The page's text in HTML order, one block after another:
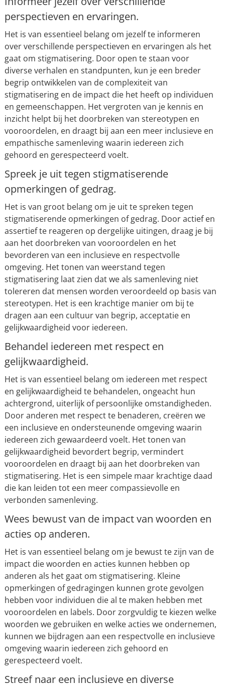
perspectieven en ervaringen.
Het is van essentieel belang om jezelf te informeren
over verschillende perspectieven en ervaringen als het
gaat om stigmatisering. Door open te staan voor
diverse verhalen en standpunten, kun je een breder
begrip ontwikkelen van de complexiteit van
stigmatisering en de impact die het heeft op individuen
en gemeenschappen. Het vergroten van je kennis en
inzicht helpt bij het doorbreken van stereotypen en
vooroordelen, en draagt bij aan een meer inclusieve en
empathische samenleving waarin iedereen zich
gehoord en gerespecteerd voelt.
Spreek je uit tegen stigmatiserende
opmerkingen of gedrag.
Het is van groot belang om je uit te spreken tegen
stigmatiserende opmerkingen of gedrag. Door actief en
assertief te reageren op dergelijke uitingen, draag je bij
aan het doorbreken van vooroordelen en het
bevorderen van een inclusieve en respectvolle
omgeving. Het tonen van weerstand tegen
stigmatisering laat zien dat we als samenleving niet
tolereren dat mensen worden veroordeeld op basis van
stereotypen. Het is een krachtige manier om bij te
dragen aan een cultuur van begrip, acceptatie en
gelijkwaardigheid voor iedereen.
Behandel iedereen met respect en
gelijkwaardigheid.
Het is van essentieel belang om iedereen met respect
en gelijkwaardigheid te behandelen, ongeacht hun
achtergrond, uiterlijk of persoonlijke omstandigheden.
Door anderen met respect te benaderen, creëren we
een inclusieve en ondersteunende omgeving waarin
iedereen zich gewaardeerd voelt. Het tonen van
gelijkwaardigheid bevordert begrip, vermindert
vooroordelen en draagt bij aan het doorbreken van
stigmatisering. Het is een simpele maar krachtige daad
die kan leiden tot een meer compassievolle en
verbonden samenleving.
Wees bewust van de impact van woorden en
acties op anderen.
Het is van essentieel belang om je bewust te zijn van de
impact die woorden en acties kunnen hebben op
anderen als het gaat om stigmatisering. Kleine
opmerkingen of gedragingen kunnen grote gevolgen
hebben voor individuen die al te maken hebben met
vooroordelen en labels. Door zorgvuldig te kiezen welke
woorden we gebruiken en welke acties we ondernemen,
kunnen we bijdragen aan een respectvolle en inclusieve
omgeving waarin iedereen zich gehoord en
gerespecteerd voelt.
Streef naar een inclusieve en diverse